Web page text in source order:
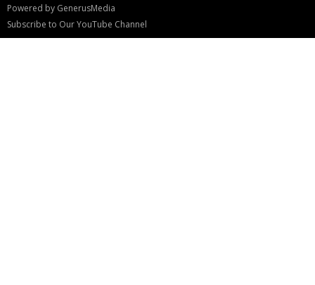
Powered by GenerusMedia
Subscribe to Our YouTube Channel